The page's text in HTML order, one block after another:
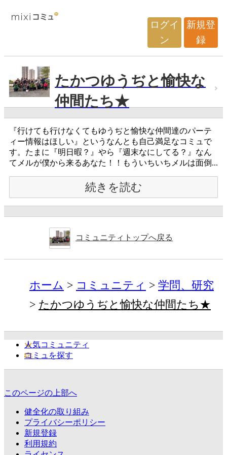
ログイ
ン
新規登
録
たかつゆうぢと愉快な
仲間たち★
『行けても行けなくてもゆうぢと愉快な仲間達のパーテ
ィー情報はほしい』というなんとも自己満足なコミュで
す。たまに『明日暇？』やら『週末なにしてる？』なん
てメルが僕から来るあなた！！もういちいちメルは面倒...
続きを読む
コミュニティトップへ戻る
ホーム コミュニティ
学問、研究
たかつゆうぢと愉快な仲間たち★
人気コミュニティ
コミュを探す
このページの上部へ
健全化の取り組み
プライバシーポリシー
新規登録
利用規約